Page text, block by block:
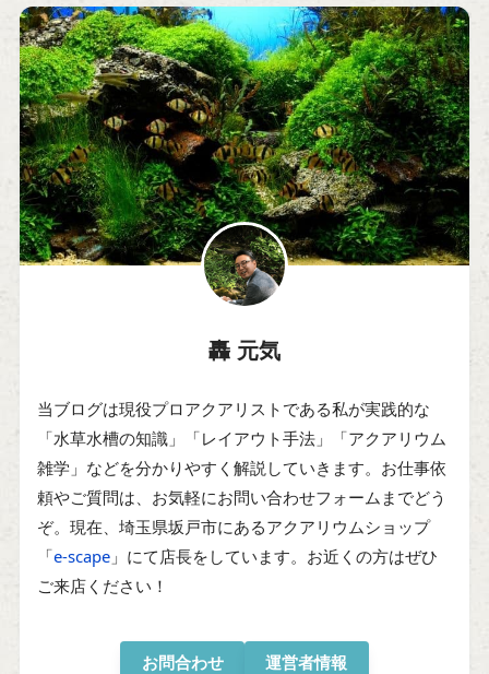
轟 元気
当ブログは現役プロアクアリストである私が実践的な
「水草水槽の知識」「レイアウト手法」「アクアリウム
雑学」などを分かりやすく解説していきます。お仕事依
頼やご質問は、お気軽にお問い合わせフォームまでどう
ぞ。現在、埼玉県坂戸市にあるアクアリウムショップ
「e-scape」にて店長をしています。お近くの方はぜひ
ご来店ください！
お問合わせ 運営者情報